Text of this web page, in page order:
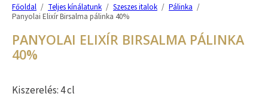
Főoldal / Teljes kínálatunk / Szeszes italok / Pálinka /
Panyolai Elixír Birsalma pálinka 40%
PANYOLAI ELIXÍR BIRSALMA PÁLINKA
40%
Kiszerelés: 4 cl